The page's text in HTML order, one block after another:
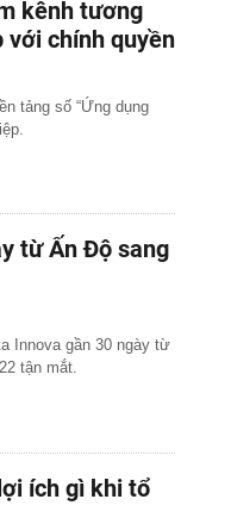
kênh tương
với chính quyền
tảng số “Ứng dụng
từ Ấn Độ sang
Innova gần 30 ngày từ
tận mắt.
ích gì khi tổ